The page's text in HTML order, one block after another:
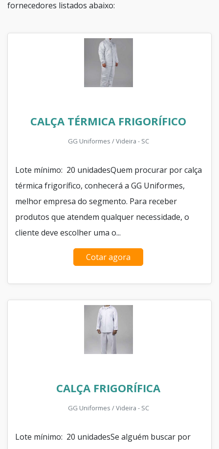
fornecedores listados abaixo:
CALÇA TÉRMICA FRIGORÍFICO
GG Uniformes / Videira - SC
Lote mínimo: 20 unidadesQuem procurar por calça
térmica frigorífico, conhecerá a GG Uniformes,
melhor empresa do segmento. Para receber
produtos que atendem qualquer necessidade, o
cliente deve escolher uma o...
Cotar agora
CALÇA FRIGORÍFICA
GG Uniformes / Videira - SC
Lote mínimo: 20 unidadesSe alguém buscar por